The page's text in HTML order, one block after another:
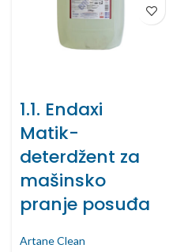
1.1. Endaxi
Matik-
deterdžent za
mašinsko
pranje posuđa
Artane Clean